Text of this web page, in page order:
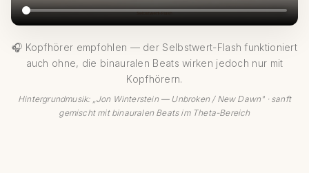
🎧 Kopfhörer empfohlen — der Selbstwert-Flash funktioniert
auch ohne, die binauralen Beats wirken jedoch nur mit
Kopfhörern.
Hintergrundmusik: „Jon Winterstein — Unbroken / New Dawn" · sanft
gemischt mit binauralen Beats im Theta-Bereich